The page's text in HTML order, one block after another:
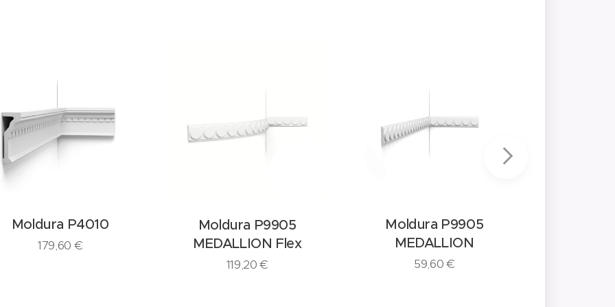
Moldura P4010
179,60 €
Moldura P9905
MEDALLION Flex
119,20€
Moldura P9905
MEDALLION
59,60€